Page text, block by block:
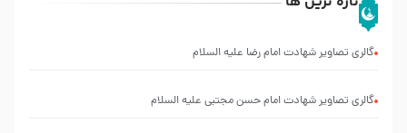
گالری تصاویر شهادت امام رضا علیه السلام
گالری تصاویر شهادت امام حسن مجتبی علیه السلام